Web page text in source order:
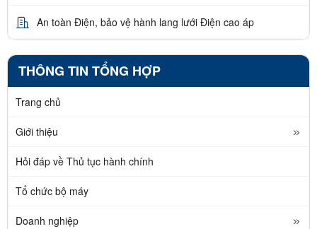
An toàn Điện, bảo vệ hành lang lưới Điện cao áp
THÔNG TIN TỔNG HỢP
Trang chủ
Giới thiệu
Hỏi đáp về Thủ tục hành chính
Tổ chức bộ máy
Doanh nghiệp